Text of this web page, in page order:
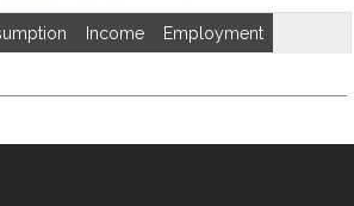
Income Employment